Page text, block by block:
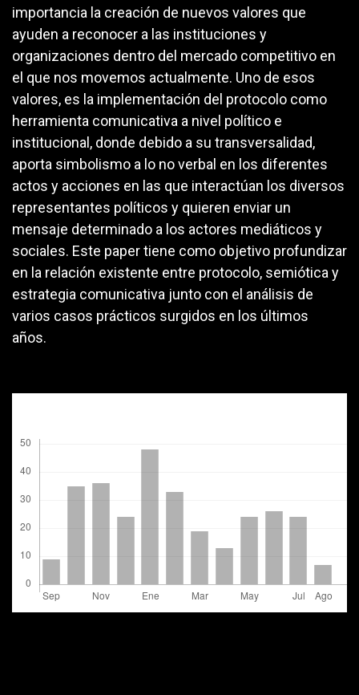
importancia la creación de nuevos valores que
ayuden a reconocer a las instituciones y
organizaciones dentro del mercado competitivo en
el que nos movemos actualmente. Uno de esos
valores, es la implementación del protocolo como
herramienta comunicativa a nivel político e
institucional, donde debido a su transversalidad,
aporta simbolismo a lo no verbal en los diferentes
actos y acciones en las que interactúan los diversos
representantes políticos y quieren enviar un
mensaje determinado a los actores mediáticos y
sociales. Este paper tiene como objetivo profundizar
en la relación existente entre protocolo, semiótica y
estrategia comunicativa junto con el análisis de
varios casos prácticos surgidos en los últimos
años.